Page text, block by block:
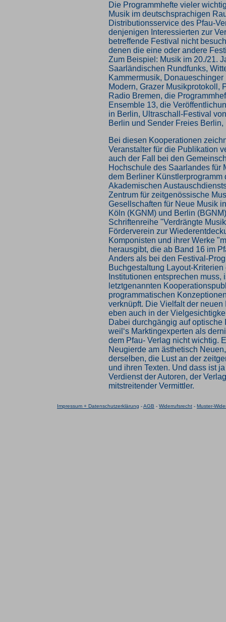
Die Programmhefte vieler
Musik im deutschsprachigen
Distributionsservice des Pfau-
denjenigen Interessierten zur
betreffende Festival nicht
denen die eine oder andere
Zum Beispiel: Musik im 20./21.
Saarländischen Rundfunks,
Kammermusik,
Modern, Grazer Musikprotokoll,
Radio Bremen, die
Ensemble 13, die
in Berlin, Ultraschall-Festival
Berlin und Sender Freies
Bei diesen Kooperationen
Veranstalter für die Publikation
auch der Fall bei den
Hochschule des Saarlandes für
dem Berliner Künstlerprogramm
Akademischen
Zentrum für zeitgenössische
Gesellschaften für Neue Musik
Köln (KGNM) und Berlin
Schriftenreihe "Verdrängte
Förderverein zur
Komponisten und ihrer Werke
herausgibt, die ab Band 16 im
Anders als bei den Festival-
Buchgestaltung Layout-
Institutionen entsprechen muss,
letztgenannten
programmatischen
verknüpft. Die Vielfalt der
eben auch in der
Dabei durchgängig auf optische
weil‘s Marktingexperten als
dem Pfau- Verlag nicht wichtig.
Neugierde am ästhetisch
derselben, die Lust an der
und ihren Texten. Und dass ist
Verdienst der Autoren, der
mitstreitender Vermittler.
Impressum + Datenschutzerklärung -AGB - Widerrufsrecht - Muster-